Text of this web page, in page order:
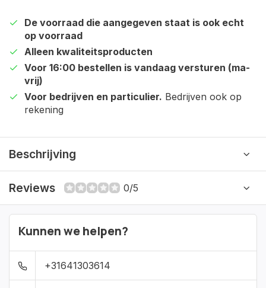
De voorraad die aangegeven staat is ook echt
op voorraad
Alleen kwaliteitsproducten
Voor 16:00 bestellen is vandaag versturen (ma-
vrij)
Voor bedrijven en particulier. Bedrijven ook op
rekening
Beschrijving
Reviews 0/5
Kunnen we helpen?
+31641303614